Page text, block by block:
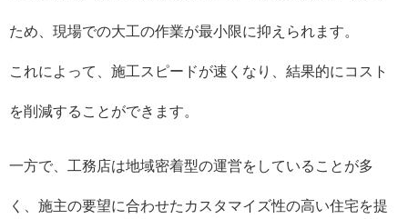
ため、現場での大工の作業が最小限に抑えられます。
これによって、施工スピードが速くなり、結果的にコスト
を削減することができます。
一方で、工務店は地域密着型の運営をしていることが多
く、施主の要望に合わせたカスタマイズ性の高い住宅を提